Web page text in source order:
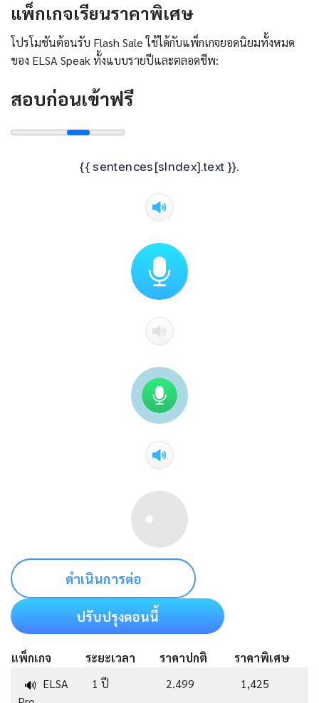
แพ็กเกจเรียนราคาพิเศษ
โปรโมชันต้อนรับ Flash Sale ใช้ได้กับแพ็กเกจยอดนิยมทั้งหมด
ของ ELSA Speak ทั้งแบบรายปีและตลอดชีพ:
สอบก่อนเข้าฟรี
{{ sentences[sIndex].text }}.
ดำเนินการต่อ
ปรับปรุงตอนนี้
แพ็กเกจ ระยะเวลา ราคาปกติ
ราคาพิเศษ
🔊 ELSA
1 ปี 2.499 1,425